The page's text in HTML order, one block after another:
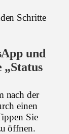
Schritte
und
„Status
nach der
einen
Sie
öffnen.